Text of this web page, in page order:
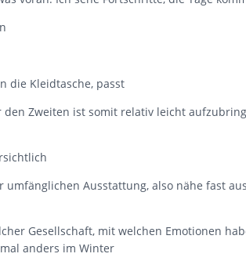
die Kleidtasche, passt
Zweiten ist somit relativ leicht
Ausstattung, also nähe fast
Gesellschaft, mit welchen Emotionen
anders im Winter